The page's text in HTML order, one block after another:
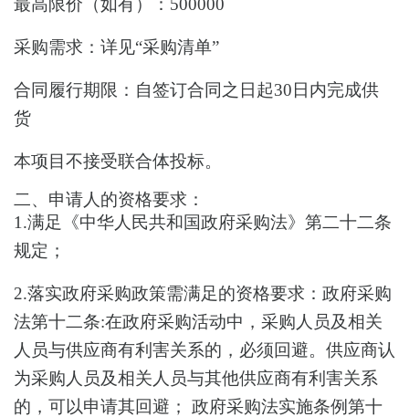
最高限价（如有）： 500000
采购需求： 详见“采购清单”
合同履行期限： 自签订合同之日起30日内完成供
货
本项目 不接受联合体投标。
二、申请人的资格要求：
1.满足《中华人民共和国政府采购法》第二十二条
规定；
2.落实政府采购政策需满足的资格要求：政府采购
法第十二条:在政府采购活动中，采购人员及相关
人员与供应商有利害关系的，必须回避。供应商认
为采购人员及相关人员与其他供应商有利害关系
的，可以申请其回避； 政府采购法实施条例第十